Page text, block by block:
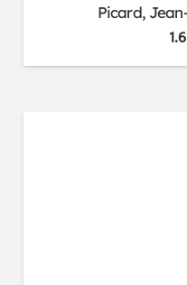
Picard,